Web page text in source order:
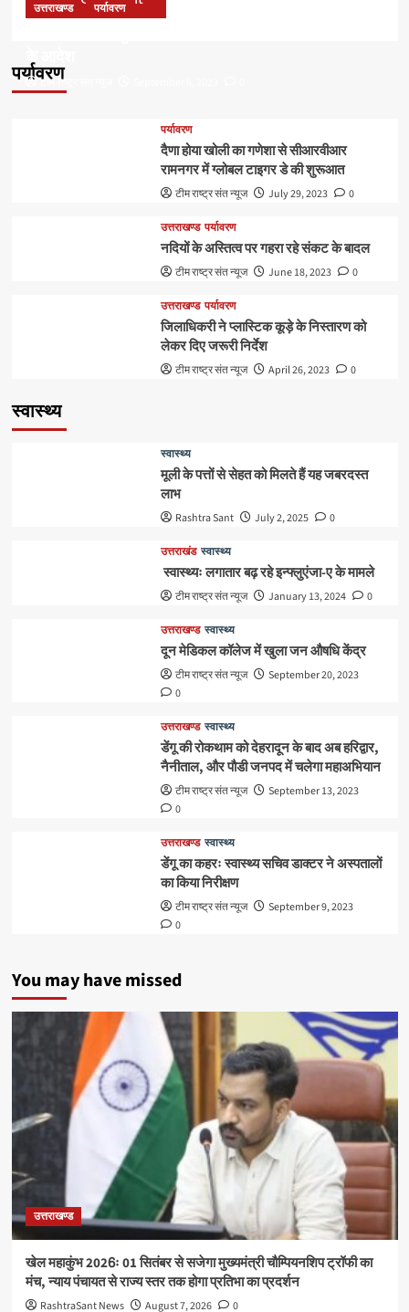
पर्यावरण
उत्तराखण्ड पर्यावरण
के आदेश
टीम राष्ट्र संत न्यूज
पर्यावरण
दैणा होया खोली का गणेशा से सीआरवीआर
रामनगर में ग्लोबल टाइगर डे की शुरूआत
टीम राष्ट्र संत न्यूज July 29, 2023 0
उत्तराखण्ड पर्यावरण
नदियों के अस्तित्व पर गहरा रहे संकट के बादल
टीम राष्ट्र संत न्यूज June 18, 2023 0
उत्तराखण्ड पर्यावरण
जिलाधिकरी ने प्लास्टिक कूड़े के निस्तारण को
लेकर दिए जरूरी निर्देश
टीम राष्ट्र संत न्यूज April 26, 2023 0
स्वास्थ्य
स्वास्थ्य
मूली के पत्तों से सेहत को मिलते हैं यह जबरदस्त
लाभ
Rashtra Sant July 2, 2025 0
उत्तराखंड स्वास्थ्य
स्वास्थ्यः लगातार बढ़ रहे इन्फ्लुएंजा-ए के मामले
टीम राष्ट्र संत न्यूज January 13, 2024 0
उत्तराखण्ड स्वास्थ्य
दून मेडिकल कॉलेज में खुला जन औषधि केंद्र
टीम राष्ट्र संत न्यूज
September 20, 2023
0
उत्तराखण्ड स्वास्थ्य
डेंगू की रोकथाम को देहरादून के बाद अब हरिद्वार,
नैनीताल, और पौडी जनपद में चलेगा महाअभियान
टीम राष्ट्र संत न्यूज
September 13, 2023
0
उत्तराखण्ड स्वास्थ्य
डेंगू का कहरः स्वास्थ्य सचिव डाक्टर ने अस्पतालों
का किया निरीक्षण
टीम राष्ट्र संत न्यूज
September 9, 2023
0
You may have missed
उत्तराखण्ड
खेल महाकुंभ 2026ः 01 सितंबर से सजेगा मुख्यमंत्री चौम्पियनशिप ट्रॉफी का
मंच, न्याय पंचायत से राज्य स्तर तक होगा प्रतिभा का प्रदर्शन
RashtraSant News August 7, 2026 0